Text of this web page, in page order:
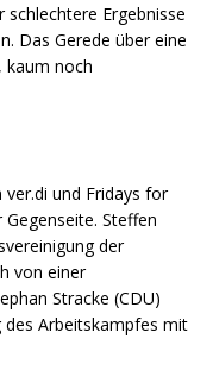
Ergebnisse
Das Gerede über eine
kaum noch
und Fridays for
Steffen
der
von einer
Stracke (CDU)
des Arbeitskampfes mit